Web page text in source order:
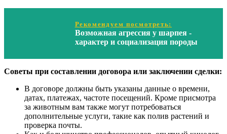
Рекомендуем посмотреть:
Возможная агрессия у шарпея -
характер и социализация породы
Советы при составлении договора или заключении сделки:
В договоре должны быть указаны данные о времени,
датах, платежах, частоте посещений. Кроме присмотра
за животным вам также могут потребоваться
дополнительные услуги, такие как полив растений и
проверка почты.